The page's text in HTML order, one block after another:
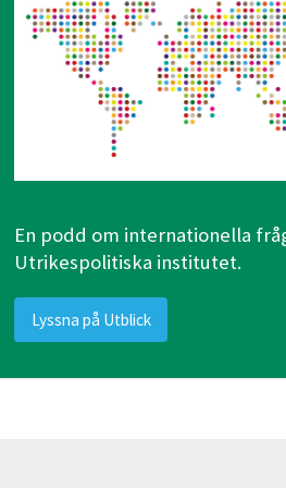
En podd om internationella
Utrikespolitiska institutet.
Lyssna på Utblick